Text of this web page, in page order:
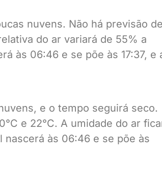
nuvens. Não há previsão de
do ar variará de 55% a
às 06:46 e se põe às 17:37, e
e o tempo seguirá seco.
e 22°C. A umidade do ar
às 06:46 e se põe às